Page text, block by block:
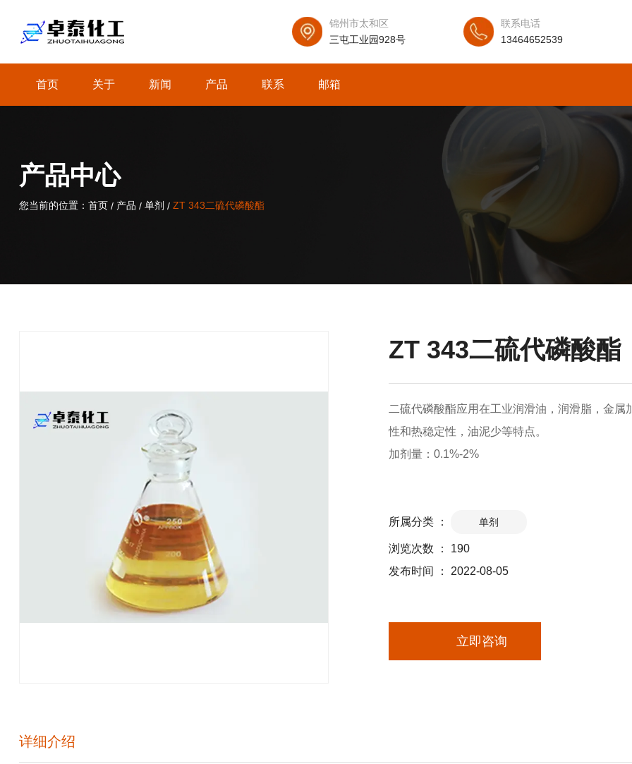
锦州市太和区
三屯工业园928号
联系电话
13464652539
首页 关于 新闻 产品 联系 邮箱
关于我们
您当前的位置：首页 / 产品 / 单剂 / ZT 343二硫代磷酸酯
产品中心
您当前的位置：首页 / 产品 / 单剂 / ZT 343二硫代磷酸酯
ZT 343二硫代磷酸酯
二硫代磷酸酯应用在工业润滑油，润滑脂，金
性和热稳定性，油泥少等特点。
加剂量：0.1%-2%
所属分类 ： 单剂
浏览次数 ： 190
发布时间 ： 2022-08-05
立即咨询
详细介绍